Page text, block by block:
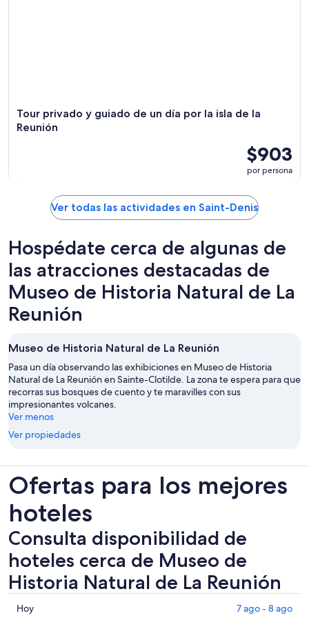
Tour privado y guiado de un día por la isla de la
Reunión
$903
por persona
Ver todas las actividades en Saint-Denis
Hospédate cerca de algunas de
las atracciones destacadas de
Museo de Historia Natural de La
Reunión
Museo de Historia Natural de La Reunión
Pasa un día observando las exhibiciones en Museo de Historia
Natural de La Reunión en Sainte-Clotilde. La zona te espera para que
recorras sus bosques de cuento y te maravilles con sus
impresionantes volcanes.
Ver menos
Ver propiedades
Ofertas para los mejores
hoteles
Consulta disponibilidad de
hoteles cerca de Museo de
Historia Natural de La Reunión
Consultar
Hoy 7 ago - 8 ago